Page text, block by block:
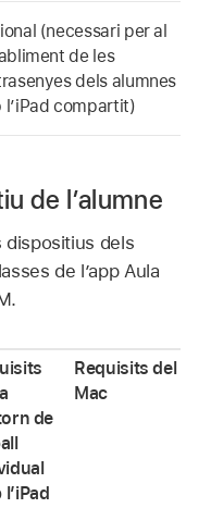
(necessari per al
de les
dels alumnes
iPad compartit)
de l’alumne
dispositius dels
de l’app Aula
de
Requisits del
Mac